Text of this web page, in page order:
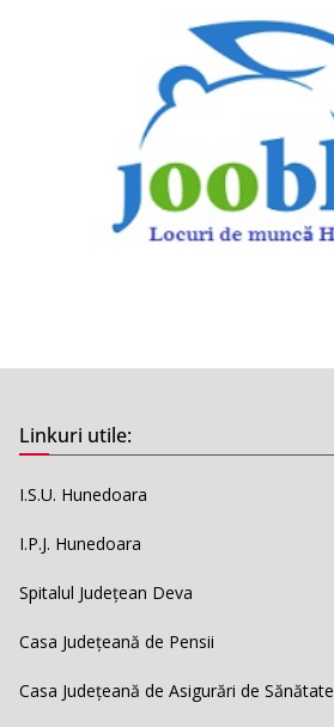
Linkuri utile:
I.S.U. Hunedoara
I.P.J. Hunedoara
Spitalul Județean Deva
Casa Județeană de Pensii
Casa Județeană de Asigurări de Sănătate